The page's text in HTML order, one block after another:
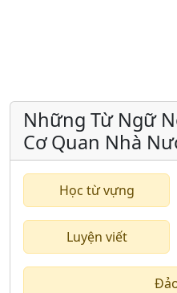
Những Từ Ngữ
Cơ Quan Nhà
Học từ vựng
Luyện viết